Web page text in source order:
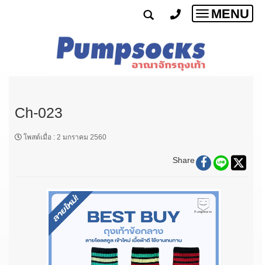
Toggle
MENU
Ch-023
โพสต์เมื่อ : 2 มกราคม 2560
Share